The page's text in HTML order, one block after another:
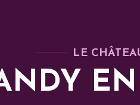
LE